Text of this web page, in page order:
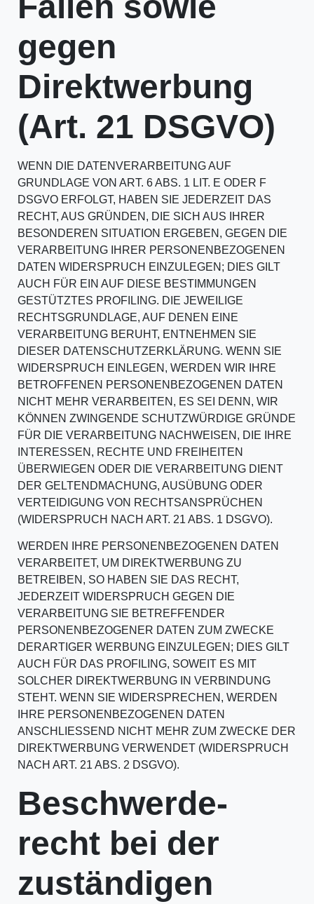
gegen
Direktwerbung
(Art. 21 DSGVO)
WENN DIE DATENVERARBEITUNG AUF
GRUNDLAGE VON ART. 6 ABS. 1 LIT. E ODER F
DSGVO ERFOLGT, HABEN SIE JEDERZEIT DAS
RECHT, AUS GRÜNDEN, DIE SICH AUS IHRER
BESONDEREN SITUATION ERGEBEN, GEGEN DIE
VERARBEITUNG IHRER PERSONENBEZOGENEN
DATEN WIDERSPRUCH EINZULEGEN; DIES GILT
AUCH FÜR EIN AUF DIESE BESTIMMUNGEN
GESTÜTZTES PROFILING. DIE JEWEILIGE
RECHTSGRUNDLAGE, AUF DENEN EINE
VERARBEITUNG BERUHT, ENTNEHMEN SIE
DIESER DATENSCHUTZERKLÄRUNG. WENN SIE
WIDERSPRUCH EINLEGEN, WERDEN WIR IHRE
BETROFFENEN PERSONENBEZOGENEN DATEN
NICHT MEHR VERARBEITEN, ES SEI DENN, WIR
KÖNNEN ZWINGENDE SCHUTZWÜRDIGE GRÜNDE
FÜR DIE VERARBEITUNG NACHWEISEN, DIE IHRE
INTERESSEN, RECHTE UND FREIHEITEN
ÜBERWIEGEN ODER DIE VERARBEITUNG DIENT
DER GELTENDMACHUNG, AUSÜBUNG ODER
VERTEIDIGUNG VON RECHTSANSPRÜCHEN
(WIDERSPRUCH NACH ART. 21 ABS. 1 DSGVO).
WERDEN IHRE PERSONENBEZOGENEN DATEN
VERARBEITET, UM DIREKTWERBUNG ZU
BETREIBEN, SO HABEN SIE DAS RECHT,
JEDERZEIT WIDERSPRUCH GEGEN DIE
VERARBEITUNG SIE BETREFFENDER
PERSONENBEZOGENER DATEN ZUM ZWECKE
DERARTIGER WERBUNG EINZULEGEN; DIES GILT
AUCH FÜR DAS PROFILING, SOWEIT ES MIT
SOLCHER DIREKTWERBUNG IN VERBINDUNG
STEHT. WENN SIE WIDERSPRECHEN, WERDEN
IHRE PERSONENBEZOGENEN DATEN
ANSCHLIESSEND NICHT MEHR ZUM ZWECKE DER
DIREKTWERBUNG VERWENDET (WIDERSPRUCH
NACH ART. 21 ABS. 2 DSGVO).
Beschwerde­
recht bei der
zuständigen